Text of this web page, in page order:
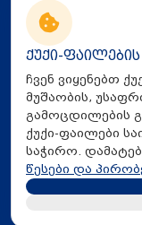
თბილისი,
გამზირი 126
info@mira.ge
032 235 60 01
All Rights Reserved ©
ქუქი-
ჩვენ ვიყენებთ
მუშაობის,
გამოცდილების
ქუქი-ფაილები
საჭირო.
წესები და